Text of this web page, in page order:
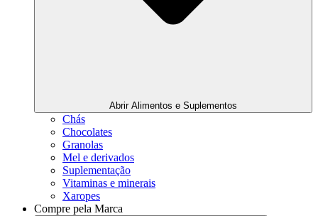
Abrir Alimentos e Suplementos
Chás
Chocolates
Granolas
Mel e derivados
Suplementação
Vitaminas e minerais
Xaropes
Compre pela Marca